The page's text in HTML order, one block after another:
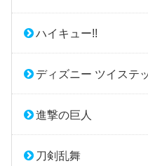
ハイキュー!!
ディズニー ツイステ
進撃の巨人
刀剣乱舞